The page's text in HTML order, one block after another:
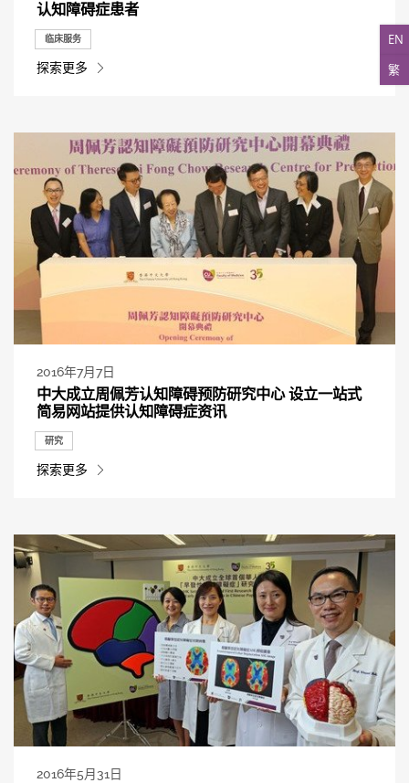
EN
繁
认知障碍症患者
临床服务
探索更多
2016年7月7日
中大成立周佩芳认知障碍预防研究中心 设立一站式
简易网站提供认知障碍症资讯
研究
探索更多
2016年5月31日